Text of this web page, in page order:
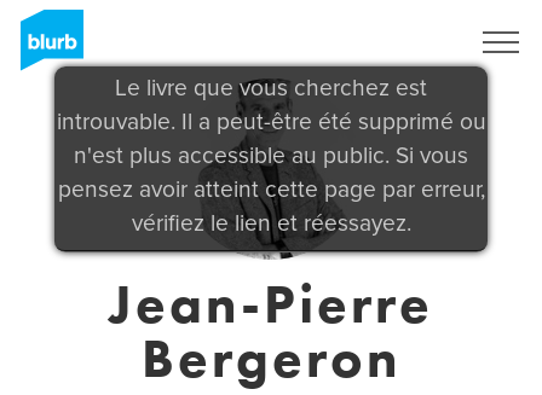
Le livre que vous cherchez est
introuvable. Il a peut-être été supprimé ou
n'est plus accessible au public. Si vous
pensez avoir atteint cette page par erreur,
vérifiez le lien et réessayez.
Jean-Pierre
Bergeron